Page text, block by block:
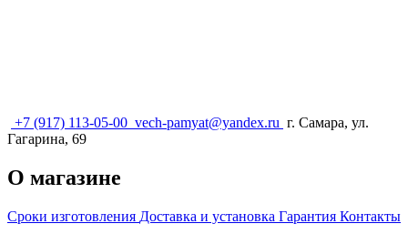
+7 (917) 113-05-00 vech-pamyat@yandex.ru г. Самара, ул.
Гагарина, 69
О магазине
Сроки изготовления Доставка и установка Гарантия Контакты